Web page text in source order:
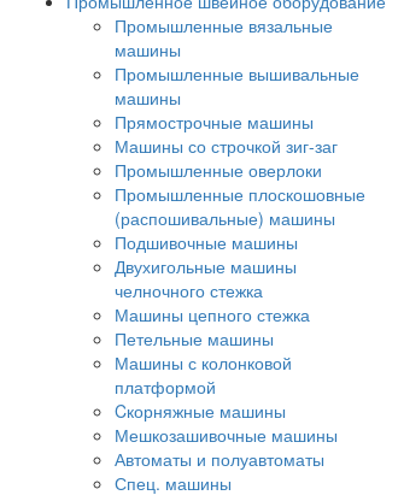
Промышленные вязальные
машины
Промышленные вышивальные
машины
Прямострочные машины
Машины со строчкой зиг-заг
Промышленные оверлоки
Промышленные плоскошовные
(распошивальные) машины
Подшивочные машины
Двухигольные машины
челночного стежка
Машины цепного стежка
Петельные машины
Машины с колонковой
платформой
Cкорняжные машины
Мешкозашивочные машины
Автоматы и полуавтоматы
Спец. машины